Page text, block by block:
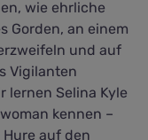
wie ehrliche
Gorden, an einem
und auf
Vigilanten
lernen Selina Kyle
kennen –
auf den